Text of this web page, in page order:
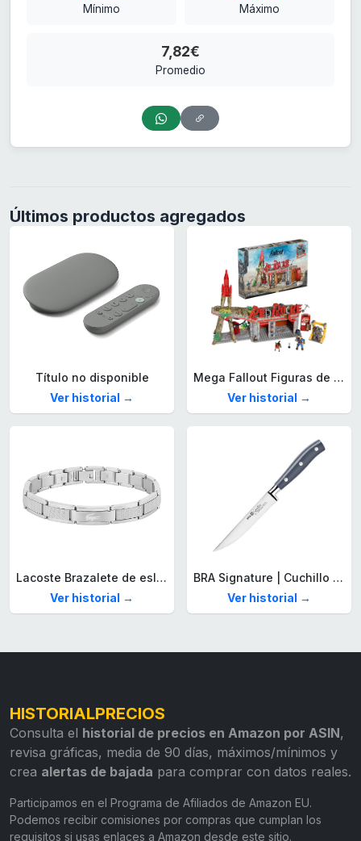
Mínimo Máximo
7,82€
Promedio
Últimos productos agregados
Título no disponible
Ver historial →
Mega Fallout Figuras de acción y Juguetes de construcción, Parada de Camiones Red Rocket con 824 Piezas, 2 Personajes articulados y Accesorios, para coleccionistas, HXT00
Ver historial →
Lacoste Brazalete de eslabón para Hombre Colección STENCIL de Acero inoxidable
Ver historial →
BRA Signature | Cuchillo tomatero 120 mm, Acero Inoxidable alemán forjado con Molibdeno Vanadio, Mango Remachado ABS, Diseño Ergonómico, Hoja 1,6 mm espesor
Ver historial →
HISTORIALPRECIOS
Consulta el historial de precios en Amazon por ASIN,
revisa gráficas, media de 90 días, máximos/mínimos y
crea alertas de bajada para comprar con datos reales.
Participamos en el Programa de Afiliados de Amazon EU.
Podemos recibir comisiones por compras que cumplan los
requisitos si usas enlaces a Amazon desde este sitio.